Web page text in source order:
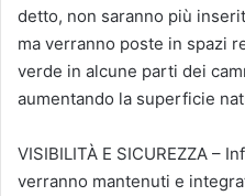
detto, non saranno più
ma verranno poste in spazi
verde in alcune parti dei
aumentando la superficie
VISIBILITÀ E SICUREZZA –
verranno mantenuti e